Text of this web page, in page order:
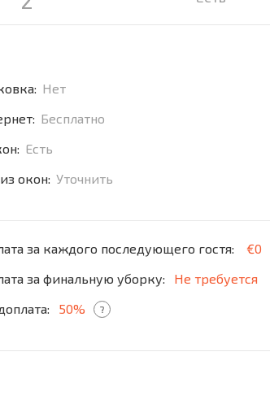
Нет
Бесплатно
Есть
окон: Уточнить
за каждого последующего гостя:
€0
за финальную уборку:
Не требуется
50% ?